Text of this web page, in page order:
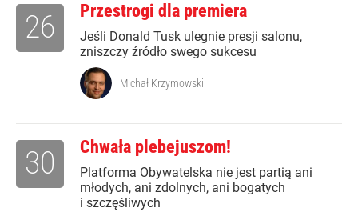
Przestrogi dla premiera
Jeśli Donald Tusk ulegnie presji salonu,
zniszczy źródło swego sukcesu
26
Michał Krzymowski
Chwała plebejuszom!
Platforma Obywatelska nie jest partią ani
młodych, ani zdolnych, ani bogatych
i szczęśliwych
30